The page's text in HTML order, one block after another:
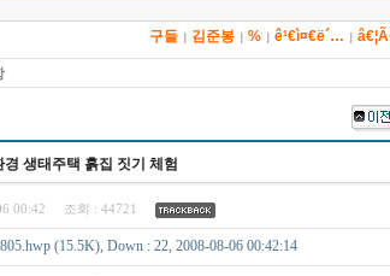
구들 김준봉 % ê¹€ì¤€ë´…
생태주택 흙집 짓기 체험
00:42 조회 : 44721
(15.5K), Down : 22, 2008-08-06 00:42:14